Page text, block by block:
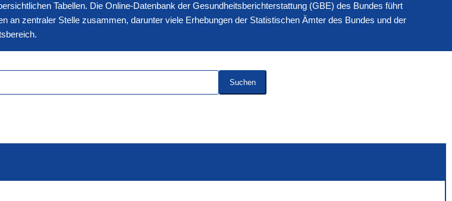
h
l
Tabellen. Die Online-Datenbank der Gesundheitsberichterstattung (GBE) des Bundes führt
an zentraler Stelle zusammen, darunter viele Erhebungen der Statistischen Ämter des Bundes und der
Suchen